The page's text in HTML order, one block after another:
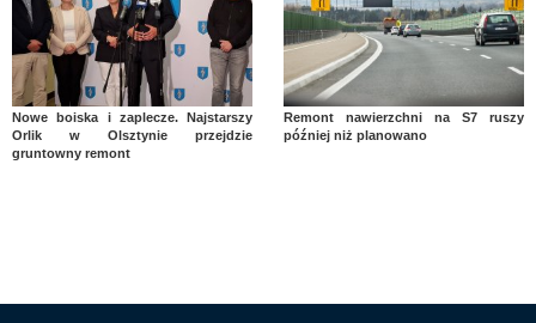
Nowe boiska i zaplecze. Najstarszy
Orlik w Olsztynie przejdzie
gruntowny remont
Remont nawierzchni na S7 ruszy
później niż planowano